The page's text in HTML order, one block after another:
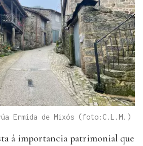
Ermida de Mixós (foto:C.L.M.)
á importancia patrimonial que